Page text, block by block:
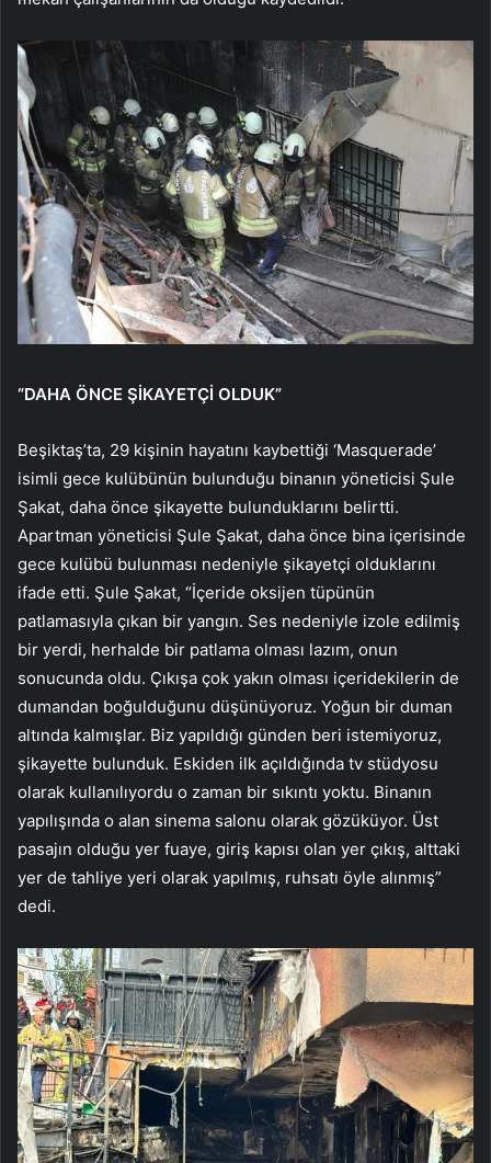
“DAHA ÖNCE ŞİKAYETÇİ OLDUK”
Beşiktaş’ta, 29 kişinin hayatını kaybettiği ‘Masquerade’
isimli gece kulübünün bulunduğu binanın yöneticisi Şule
Şakat, daha önce şikayette bulunduklarını belirtti.
Apartman yöneticisi Şule Şakat, daha önce bina içerisinde
gece kulübü bulunması nedeniyle şikayetçi olduklarını
ifade etti. Şule Şakat, “İçeride oksijen tüpünün
patlamasıyla çıkan bir yangın. Ses nedeniyle izole edilmiş
bir yerdi, herhalde bir patlama olması lazım, onun
sonucunda oldu. Çıkışa çok yakın olması içeridekilerin de
dumandan boğulduğunu düşünüyoruz. Yoğun bir duman
altında kalmışlar. Biz yapıldığı günden beri istemiyoruz,
şikayette bulunduk. Eskiden ilk açıldığında tv stüdyosu
olarak kullanılıyordu o zaman bir sıkıntı yoktu. Binanın
yapılışında o alan sinema salonu olarak gözüküyor. Üst
pasajın olduğu yer fuaye, giriş kapısı olan yer çıkış, alttaki
yer de tahliye yeri olarak yapılmış, ruhsatı öyle alınmış”
dedi.